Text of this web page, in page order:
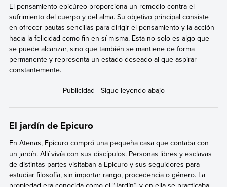
El pensamiento epicúreo proporciona un remedio contra el
sufrimiento del cuerpo y del alma. Su objetivo principal consiste
en ofrecer pautas sencillas para dirigir el pensamiento y la acción
hacia la felicidad como fin en sí misma. Esta no solo es algo que
se puede alcanzar, sino que también se mantiene de forma
permanente y representa un estado deseado al que aspirar
constantemente.
El jardín de Epicuro
En Atenas, Epicuro compró una pequeña casa que contaba con
un jardín. Allí vivía con sus discípulos. Personas libres y esclavas
de distintas partes visitaban a Epicuro y sus seguidores para
estudiar filosofía, sin importar rango, procedencia o género. La